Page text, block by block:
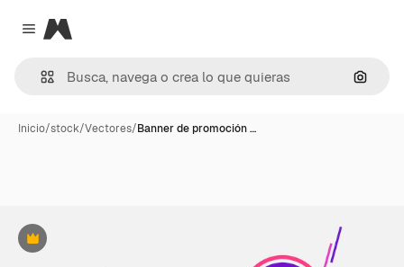
Close menu
Magnific
Inicio/stock/Vectores/Banner de promoción …
Premium